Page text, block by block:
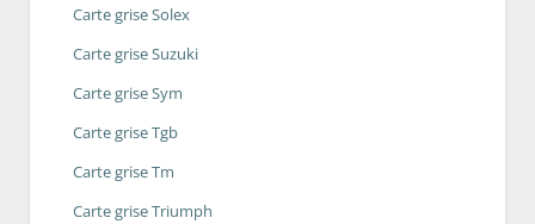
Carte grise Solex
Carte grise Suzuki
Carte grise Sym
Carte grise Tgb
Carte grise Tm
Carte grise Triumph